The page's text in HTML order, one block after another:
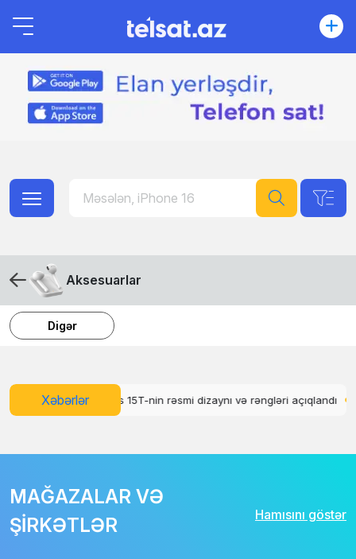
Aksesuarlar
Digər
Xəbərlər
15T-nin rəsmi dizaynı və rəngləri açıqlandı WhatsApp üçün
MAĞAZALAR VƏ
ŞİRKƏTLƏR
Hamısını göstər